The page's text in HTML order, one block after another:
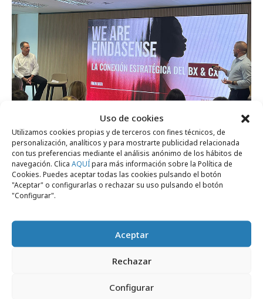
Uso de cookies
Utilizamos cookies propias y de terceros con fines técnicos, de
personalización, analíticos y para mostrarte publicidad relacionada
con tus preferencias mediante el análisis anónimo de los hábitos de
navegación. Clica AQUÍpara más información sobre la Política de
Cookies. Puedes aceptar todas las cookies pulsando el botón
"Aceptar" o configurarlas o rechazar su uso pulsando el botón
"Configurar".
Aceptar
Rechazar
Configurar
viernes, 19 de septiembre 2025
Juernes DEC: cuando la experiencia
impulsa a la marca